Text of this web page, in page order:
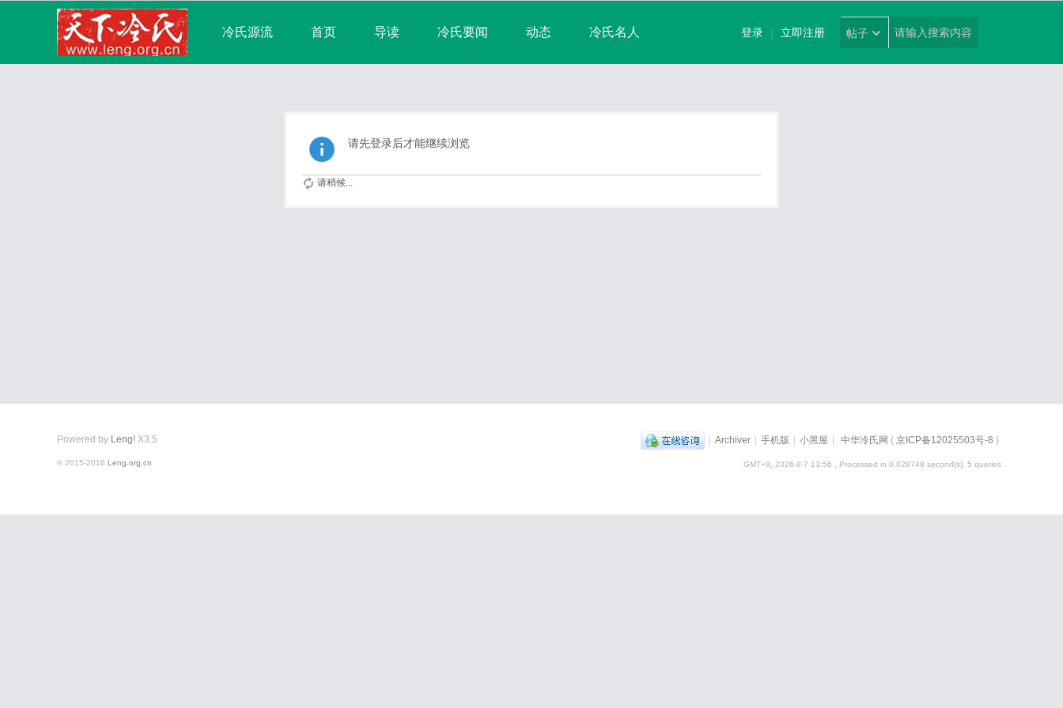
冷氏源流 首页 导读 冷氏要闻 动态 冷氏名人 帖子
登录 | 立即注册
请先登录后才能继续浏览
请稍候...
| Archiver | 手机版 | 小黑屋 | 中华冷氏网 ( 京ICP备12025503号-8 )
GMT+8, 2026-8-7 13:56 , Processed in 0.029748 second(s), 5 queries .
Powered by Leng! X3.5
© 2015-2016 Leng.org.cn